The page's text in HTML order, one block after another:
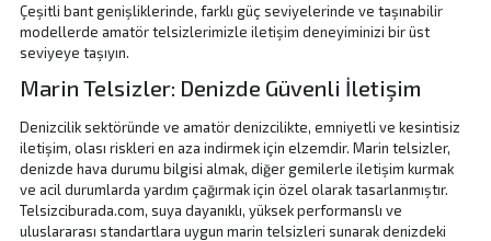
Çeşitli bant genişliklerinde, farklı güç seviyelerinde ve taşınabilir
modellerde amatör telsizlerimizle iletişim deneyiminizi bir üst
seviyeye taşıyın.
Marin Telsizler: Denizde Güvenli İletişim
Denizcilik sektöründe ve amatör denizcilikte, emniyetli ve kesintisiz
iletişim, olası riskleri en aza indirmek için elzemdir.Marin telsizler,
denizde hava durumu bilgisi almak, diğer gemilerle iletişim kurmak
ve acil durumlarda yardım çağırmak için özel olarak tasarlanmıştır.
Telsizciburada.com, suya dayanıklı, yüksek performanslı ve
uluslararası standartlara uygun marin telsizleri sunarak denizdeki